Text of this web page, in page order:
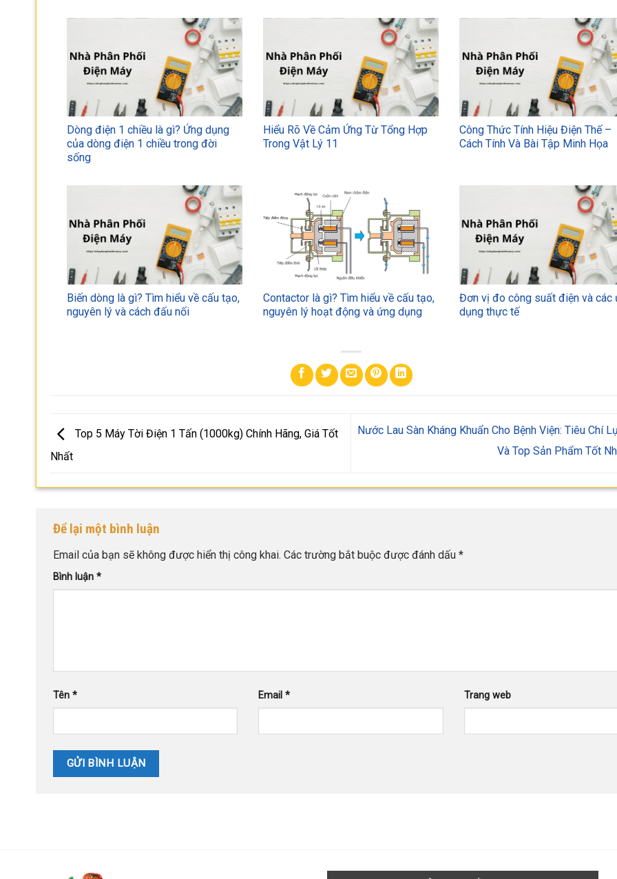
Dòng điện 1 chiều là gì? Ứng dụng
của dòng điện 1 chiều trong đời
sống
Hiểu Rõ Về Cảm Ứng Từ Tổng Hợp
Trong Vật Lý 11
Công Thức Tính Hiệu Điện Thế –
Cách Tính Và Bài Tập Minh Họa
Biến dòng là gì? Tìm hiểu về cấu tạo,
nguyên lý và cách đấu nối
Contactor là gì? Tìm hiểu về cấu tạo,
nguyên lý hoạt động và ứng dụng
Đơn vị đo công suất điện và các
dụng thực tế
Top 5 Máy Tời Điện 1 Tấn (1000kg) Chính Hãng, Giá Tốt
Nhất
Nước Lau Sàn Kháng Khuẩn Cho Bệnh Viện: Tiêu Chí
Và Top Sản Phẩm Tốt
Để lại một bình luận
Email của bạn sẽ không được hiển thị công khai. Các trường bắt buộc được đánh dấu *
Bình luận *
Tên * Email* Trang web